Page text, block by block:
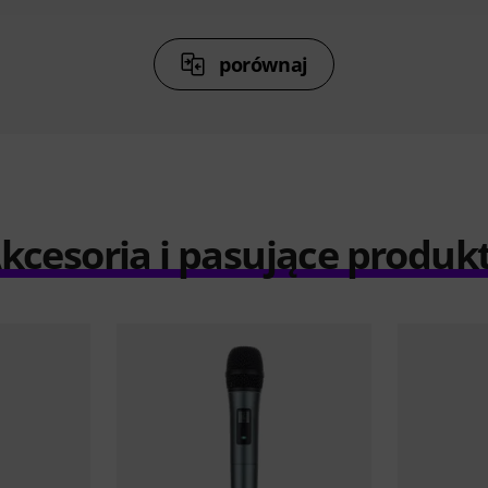
porównaj
i pasujące